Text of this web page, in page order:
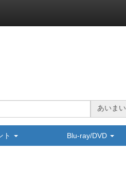
あいまい
ト Blu-ray/DVD